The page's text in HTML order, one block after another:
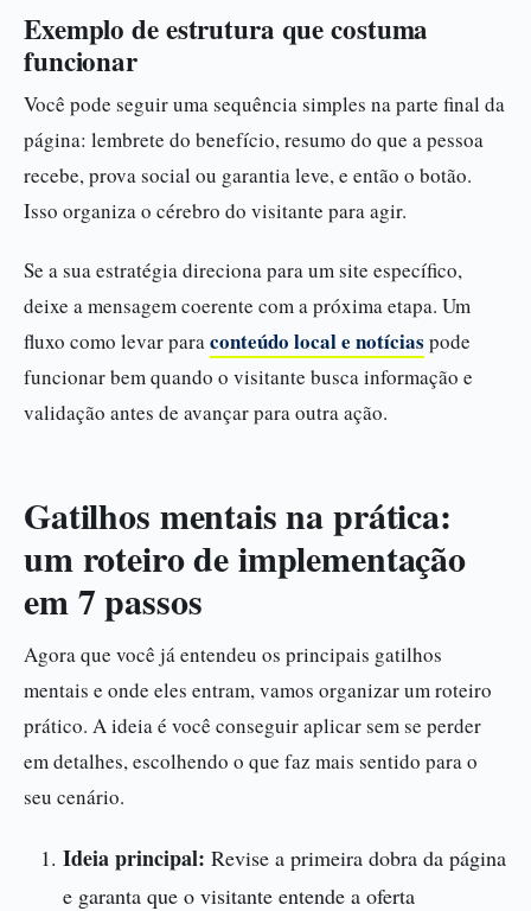
Exemplo de estrutura que costuma
funcionar
Você pode seguir uma sequência simples na parte final da
página: lembrete do benefício, resumo do que a pessoa
recebe, prova social ou garantia leve, e então o botão.
Isso organiza o cérebro do visitante para agir.
Se a sua estratégia direciona para um site específico,
deixe a mensagem coerente com a próxima etapa. Um
fluxo como levar paraconteúdo local e notícias pode
funcionar bem quando o visitante busca informação e
validação antes de avançar para outra ação.
Gatilhos mentais na prática:
um roteiro de implementação
em 7 passos
Agora que você já entendeu os principais gatilhos
mentais e onde eles entram, vamos organizar um roteiro
prático. A ideia é você conseguir aplicar sem se perder
em detalhes, escolhendo o que faz mais sentido para o
seu cenário.
Ideia principal: Revise a primeira dobra da página
e garanta que o visitante entende a oferta